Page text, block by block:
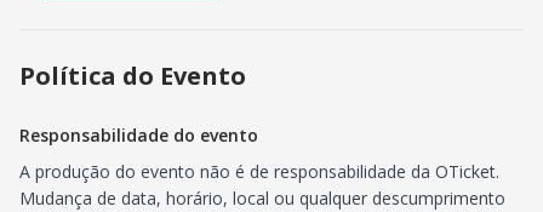
Política do Evento
Responsabilidade do evento
A produção do evento não é de responsabilidade da OTicket.
Mudança de data, horário, local ou qualquer descumprimento